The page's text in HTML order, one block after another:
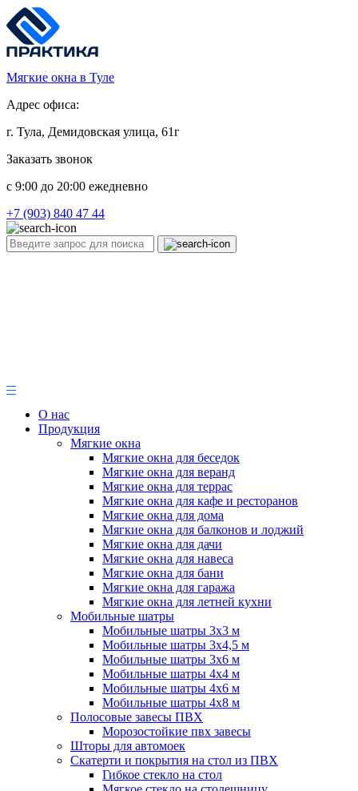
Мягкие окна в Туле
Адрес офиса:
г. Тула, Демидовская улица, 61г
Заказать звонок
c 9:00 до 20:00 ежедневно
+7 (903) 840 47 44
О нас
Продукция
Мягкие окна
Мягкие окна для беседок
Мягкие окна для веранд
Мягкие окна для террас
Мягкие окна для кафе и ресторанов
Мягкие окна для дома
Мягкие окна для балконов и лоджий
Мягкие окна для дачи
Мягкие окна для навеса
Мягкие окна для бани
Мягкие окна для гаража
Мягкие окна для летней кухни
Мобильные шатры
Мобильные шатры 3х3 м
Мобильные шатры 3х4,5 м
Мобильные шатры 3х6 м
Мобильные шатры 4х4 м
Мобильные шатры 4х6 м
Мобильные шатры 4х8 м
Полосовые завесы ПВХ
Морозостойкие пвх завесы
Шторы для автомоек
Скатерти и покрытия на стол из ПВХ
Гибкое стекло на стол